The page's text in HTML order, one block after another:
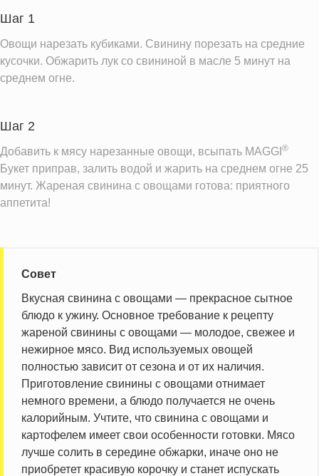
Информация для одной порции
Шаг 1
Овощи нарезать кубиками. Свинину порезать на средние
кусочки. Обжарить лук со свининой в масле 5 минут на
среднем огне.
Шаг 2
Добавить к мясу нарезанные овощи, всыпать MAGGI ®
Букет приправ, залить водой и жарить на среднем огне 25
минут. Жареная свинина с овощами готова: приятного
аппетита!
Совет
Вкусная свинина с овощами — прекрасное сытное
блюдо к ужину. Основное требование к рецепту
жареной свинины с овощами — молодое, свежее и
нежирное мясо. Вид используемых овощей
полностью зависит от сезона и от их наличия.
Приготовление свинины с овощами отнимает
немного времени, а блюдо получается не очень
калорийным. Учтите, что свинина с овощами и
картофелем имеет свои особенности готовки. Мясо
лучше солить в середине обжарки, иначе оно не
приобретет красивую корочку и станет испускать